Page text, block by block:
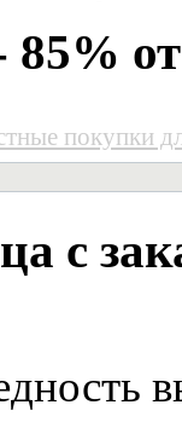
85%
покупки
с